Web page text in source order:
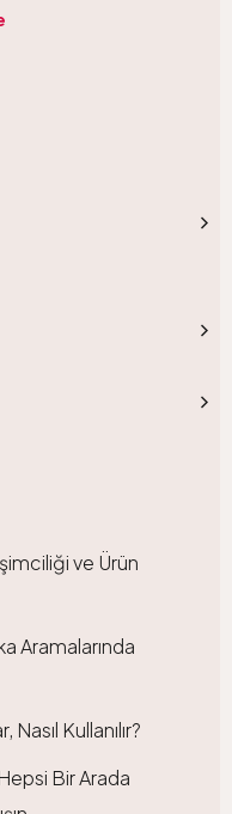
Kullanılır?